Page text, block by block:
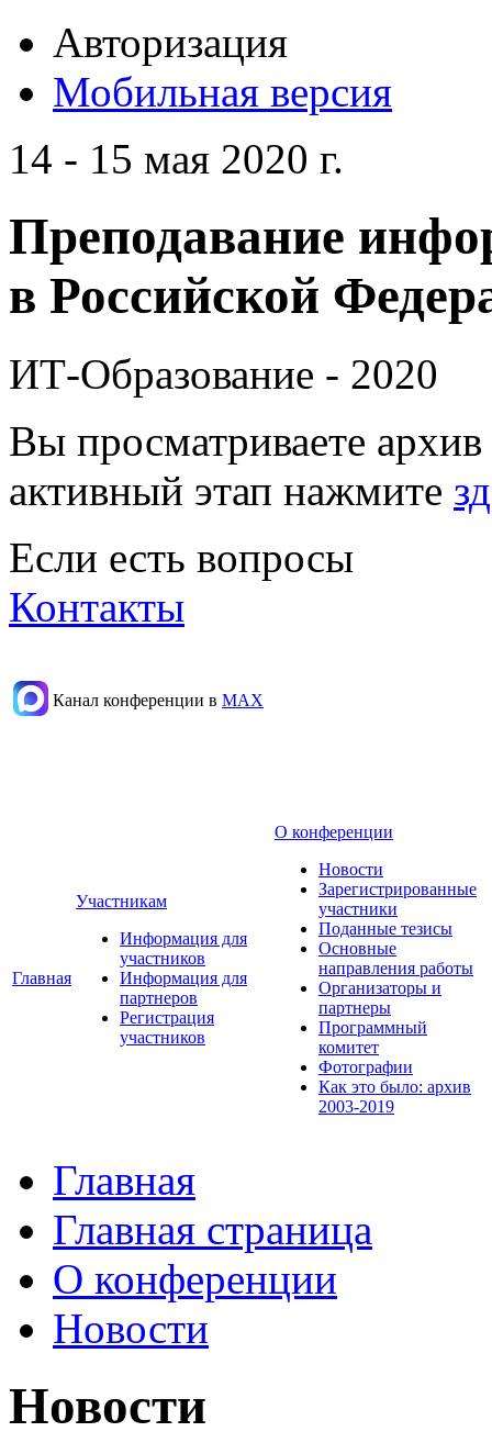
Авторизация
Мобильная версия
14 - 15 мая 2020 г.
Преподавание
в Российской
ИТ-Образование - 2020
Вы просматриваете
активный этап нажмите
Если есть вопросы
Контакты
Канал конференции в МАХ
Главная
Участникам
Информация для
участников
Информация для
партнеров
Регистрация
участников
О конференции
Новости
Зарегистрированные
участники
Поданные тезисы
Основные
направления работы
Организаторы и
партнеры
Программный
комитет
Фотографии
Как это было: архив
2003-2019
Главная
Главная страница
О конференции
Новости
Новости